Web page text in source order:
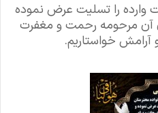
وارده را تسلیت عرض نموده
آن مرحومه رحمت و مغفرت
آرامش خواستاریم.